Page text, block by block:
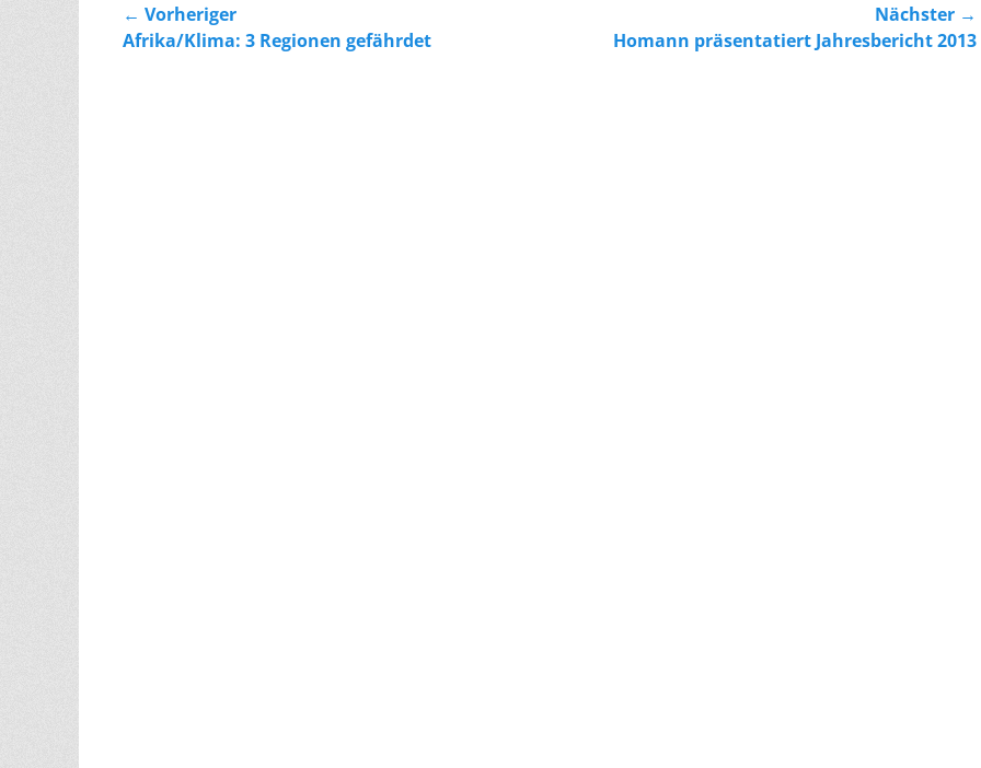
Beitragsnavigation
← Vorheriger
Vorheriger
Afrika/Klima: 3 Regionen gefährdet
Nächster →
NächsterHomann präsentatiert Jahresbericht 2013